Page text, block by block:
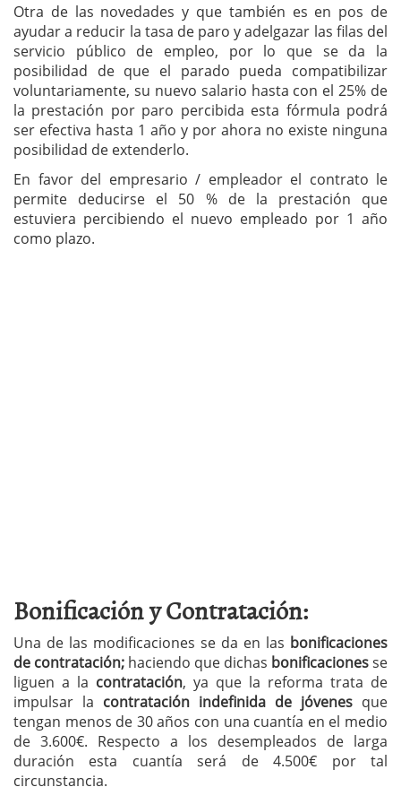
Otra de las novedades y que también es en pos de
ayudar a reducir la tasa de paro y adelgazar las filas del
servicio público de empleo, por lo que se da la
posibilidad de que el parado pueda compatibilizar
voluntariamente, su nuevo salario hasta con el 25% de
la prestación por paro percibida esta fórmula podrá
ser efectiva hasta 1 año y por ahora no existe ninguna
posibilidad de extenderlo.
En favor del empresario / empleador el contrato le
permite deducirse el 50 % de la prestación que
estuviera percibiendo el nuevo empleado por 1 año
como plazo.
Bonificación y Contratación:
Una de las modificaciones se da en las bonificaciones
de contratación; haciendo que dichas bonificacionesse
liguen a la contratación, ya que la reforma trata de
impulsar la contratación indefinida de jóvenes que
tengan menos de 30 años con una cuantía en el medio
de 3.600€. Respecto a los desempleados de larga
duración esta cuantía será de 4.500€ por tal
circunstancia.